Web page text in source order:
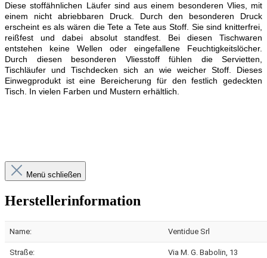
Diese stoffähnlichen Läufer sind aus einem besonderen Vlies, mit
einem nicht abriebbaren Druck. Durch den besonderen Druck
erscheint es als wären die Tete a Tete aus Stoff. Sie sind knitterfrei,
reißfest und dabei absolut standfest. Bei diesen Tischwaren
entstehen keine Wellen oder eingefallene Feuchtigkeitslöcher.
Durch diesen besonderen Vliesstoff fühlen die Servietten,
Tischläufer und Tischdecken sich an wie weicher Stoff. Dieses
Einwegprodukt ist eine Bereicherung für den festlich gedeckten
Tisch. In vielen Farben und Mustern erhältlich.
Menü schließen
Herstellerinformation
Name: Ventidue Srl
Straße: Via M. G. Babolin, 13